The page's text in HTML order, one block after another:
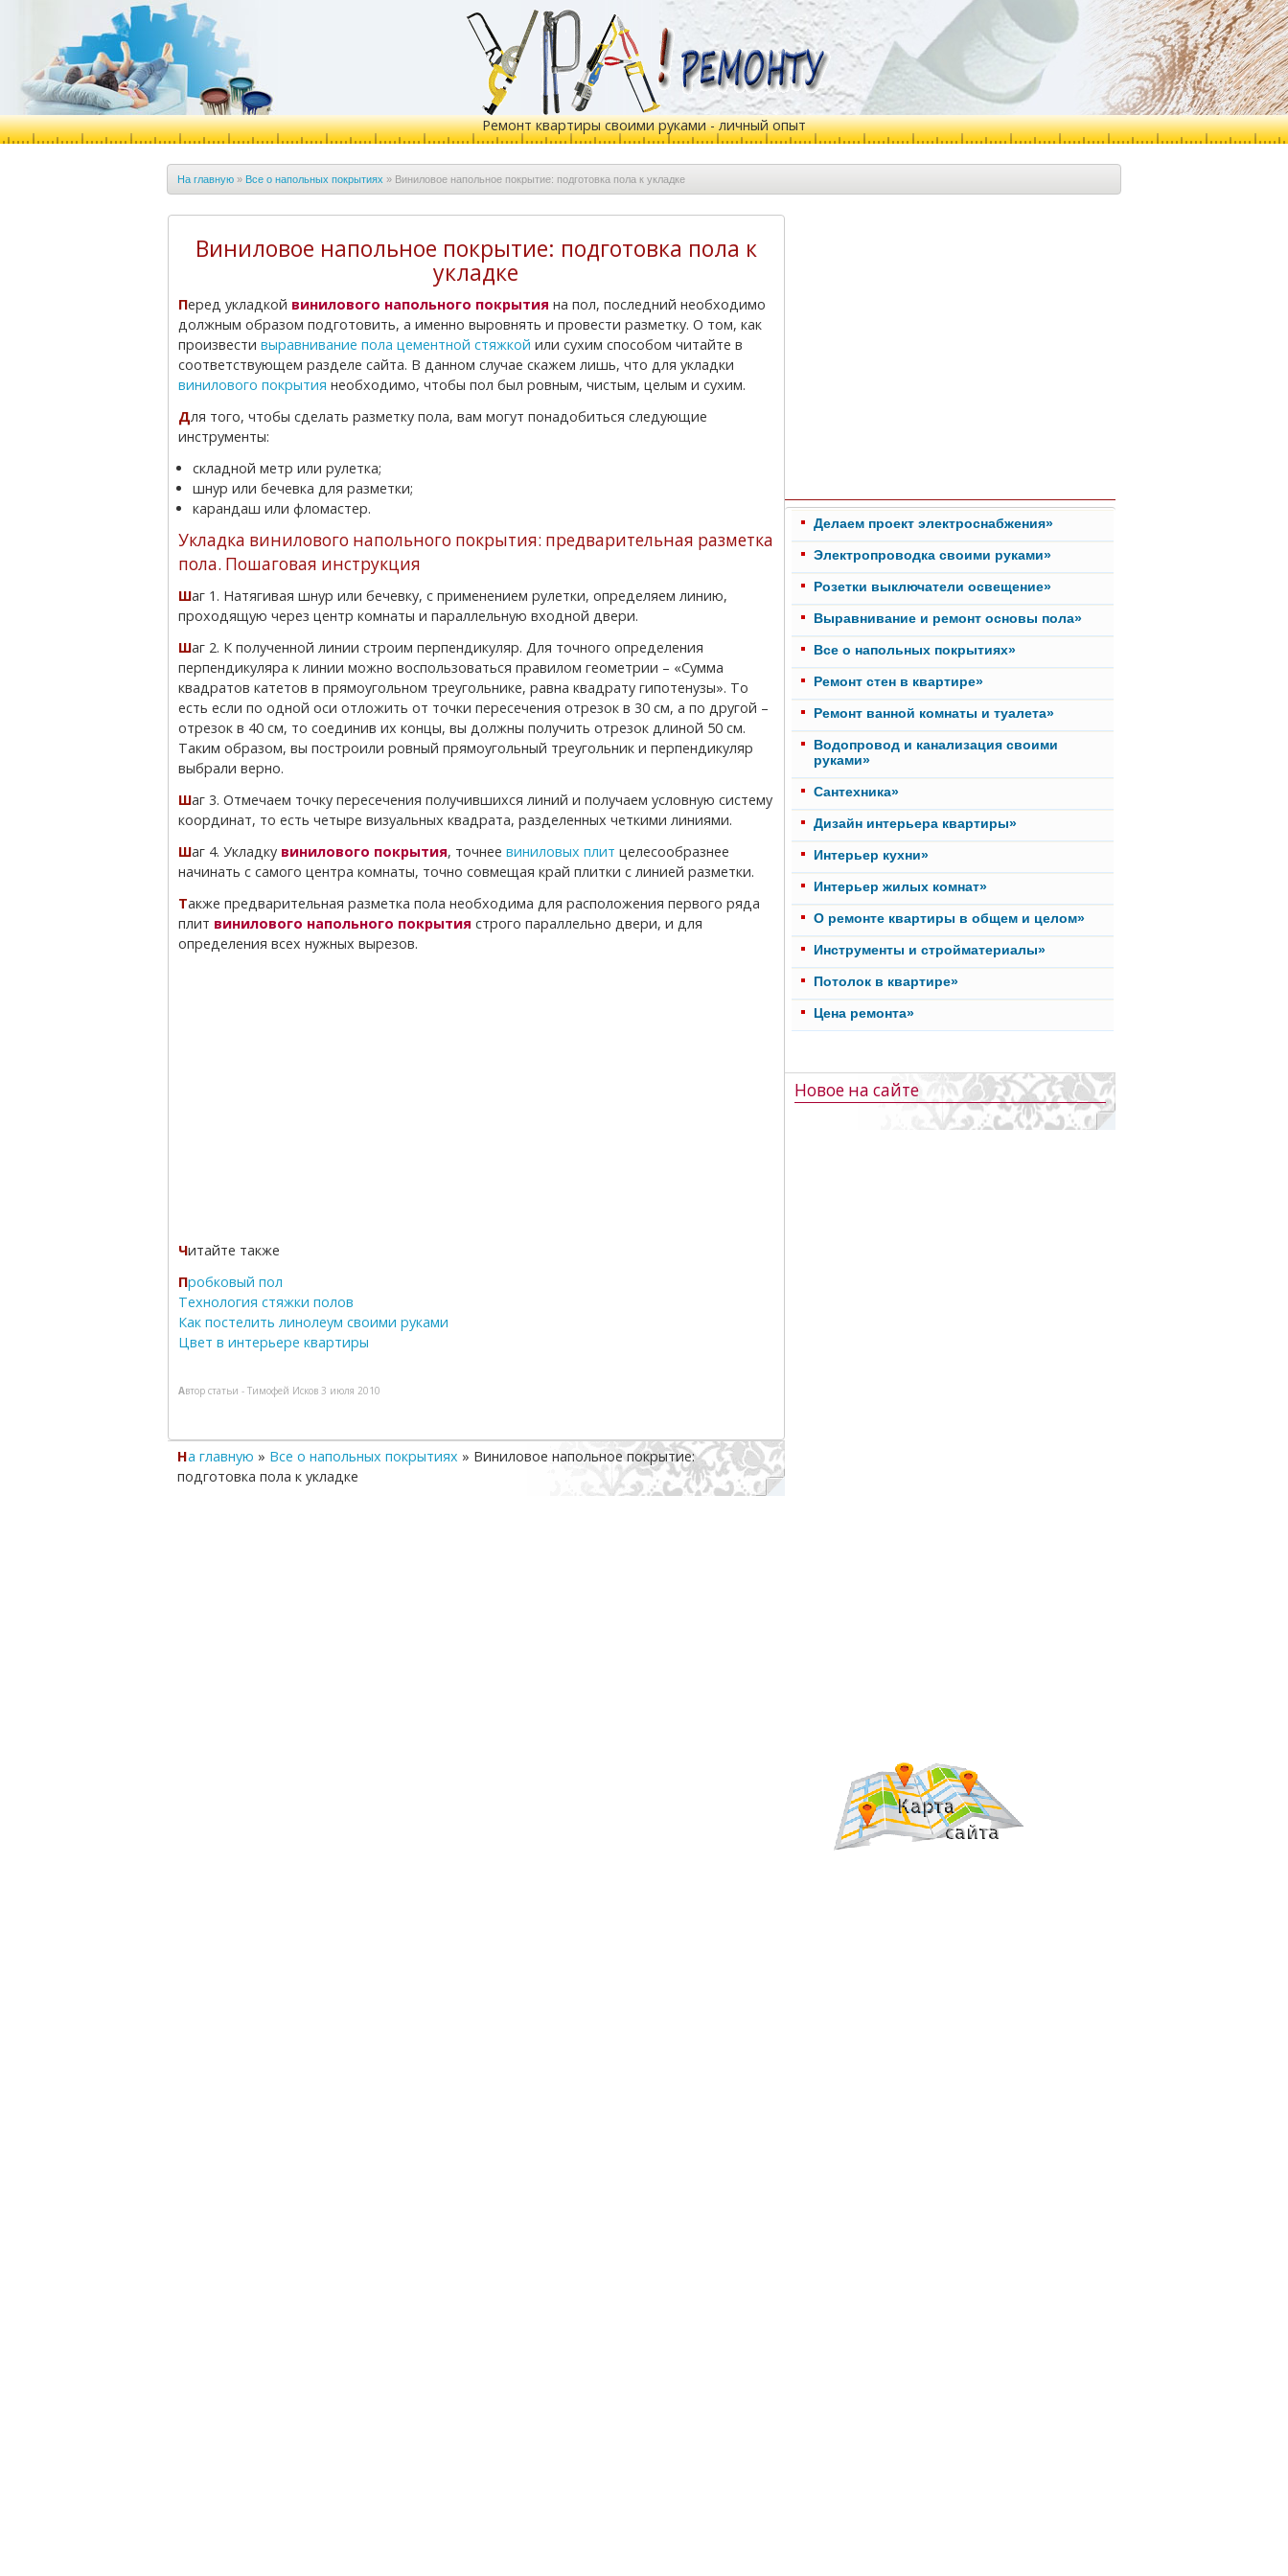
Ремонт квартиры своими руками - личный опыт
На главную» Все о напольных покрытиях » Виниловое напольное покрытие: подготовка пола к укладке
Виниловое напольное покрытие: подготовка пола к
укладке
Перед укладкой винилового напольного покрытия на пол, последний необходимо
должным образом подготовить, а именно выровнять и провести разметку. О том, как
произвести выравнивание пола цементной стяжкой или сухим способом читайте в
соответствующем разделе сайта. В данном случае скажем лишь, что для укладки
винилового покрытия необходимо, чтобы пол был ровным, чистым, целым и сухим.
Для того, чтобы сделать разметку пола, вам могут понадобиться следующие
инструменты:
складной метр или рулетка;
шнур или бечевка для разметки;
карандаш или фломастер.
Укладка винилового напольного покрытия: предварительная разметка
пола. Пошаговая инструкция
Шаг 1. Натягивая шнур или бечевку, с применением рулетки, определяем линию,
проходящую через центр комнаты и параллельную входной двери.
Шаг 2. К полученной линии строим перпендикуляр. Для точного определения
перпендикуляра к линии можно воспользоваться правилом геометрии – «Сумма
квадратов катетов в прямоугольном треугольнике, равна квадрату гипотенузы». То
есть если по одной оси отложить от точки пересечения отрезок в 30 см, а по другой –
отрезок в 40 см, то соединив их концы, вы должны получить отрезок длиной 50 см.
Таким образом, вы построили ровный прямоугольный треугольник и перпендикуляр
выбрали верно.
Шаг 3. Отмечаем точку пересечения получившихся линий и получаем условную систему
координат, то есть четыре визуальных квадрата, разделенных четкими линиями.
Шаг 4. Укладку винилового покрытия, точнее виниловых плит целесообразнее
начинать с самого центра комнаты, точно совмещая край плитки с линией разметки.
Также предварительная разметка пола необходима для расположения первого ряда
плит винилового напольного покрытия строго параллельно двери, и для
определения всех нужных вырезов.
Читайте также
Пробковый пол
Технология стяжки полов
Как постелить линолеум своими руками
Цвет в интерьере квартиры
Автор статьи - Тимофей Исков3 июля 2010
На главную » Все о напольных покрытиях » Виниловое напольное покрытие:
подготовка пола к укладке
Делаем проект электроснабжения»
Электропроводка своими руками»
Розетки выключатели освещение»
Выравнивание и ремонт основы пола»
Все о напольных покрытиях»
Ремонт стен в квартире»
Ремонт ванной комнаты и туалета»
Водопровод и канализация своими
руками»
Cантехника»
Дизайн интерьера квартиры»
Интерьер кухни»
Интерьер жилых комнат»
О ремонте квартиры в общем и целом»
Инструменты и стройматериалы»
Потолок в квартире»
Цена ремонта»
Новое на сайте